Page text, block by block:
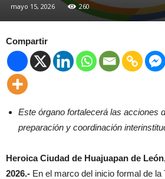
mayo 15, 2026 260
Compartir
Este órgano fortalecerá las acciones
preparación y coordinación
Heroica Ciudad de Huajuapan de
2026.- En el marco del inicio formal de